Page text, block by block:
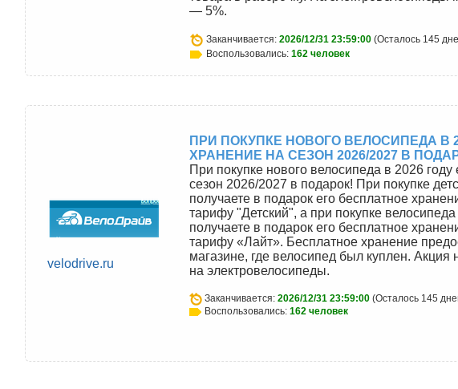
— 5%.
Заканчивается: 2026/12/31 23:59:00 (Осталось 145
Воспользовались: 162 человек
velodrive.ru
ПРИ ПОКУПКЕ НОВОГО ВЕЛОСИПЕДА В
ХРАНЕНИЕ НА СЕЗОН 2026/2027 В
При покупке нового велосипеда в 2026 году
сезон 2026/2027 в подарок! При покупке
получаете в подарок его бесплатное
тарифу "Детский", а при покупке
получаете в подарок его бесплатное
тарифу «Лайт». Бесплатное хранение
магазине, где велосипед был куплен. Акция
на электровелосипеды.
Заканчивается: 2026/12/31 23:59:00 (Осталось 145
Воспользовались: 162 человек